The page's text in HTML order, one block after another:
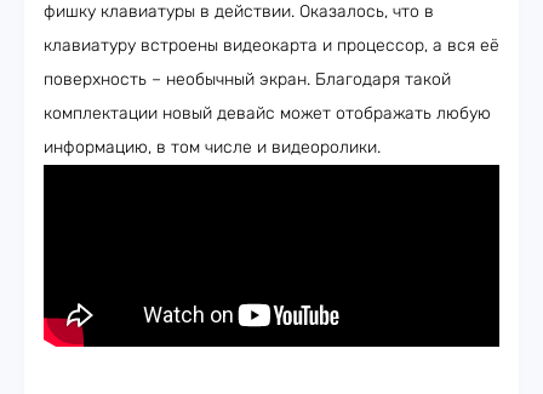
фишку клавиатуры в действии. Оказалось, что в
клавиатуру встроены видеокарта и процессор, а вся её
поверхность – необычный экран. Благодаря такой
комплектации новый девайс может отображать любую
информацию, в том числе и видеоролики.